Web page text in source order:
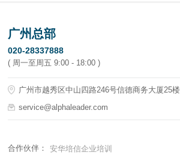
广州总部
020-28337888
( 周一至周五 9:00 - 18:00 )
广州市越秀区中山四路246号信德商务大厦25楼
service@alphaleader.com
合作伙伴： 安华培信企业培训